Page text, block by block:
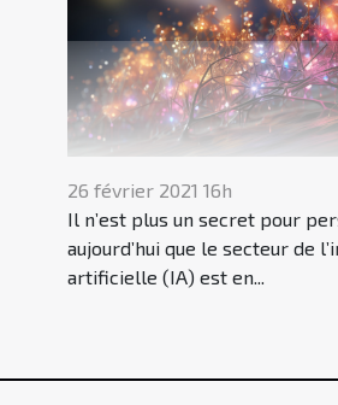
26 février 2021 16h
Il n’est plus un secret pour
aujourd’hui que le secteur de
artificielle (IA) est en...